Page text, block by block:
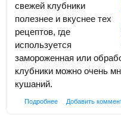
свежей клубники
полезнее и вкуснее тех
рецептов, где
используется
замороженная или
клубники можно очень
кушаний.
Подробнее Добавить